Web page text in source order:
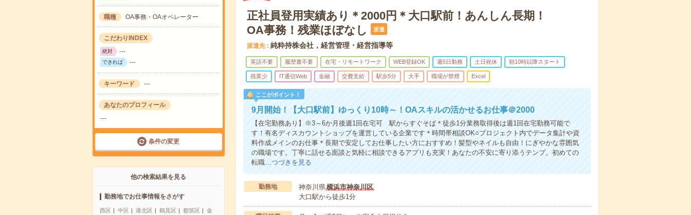
職種 OA事務・OAオペレーター
こだわりINDEX
絶対 ---
できれば ---
キーワード ---
あなたのプロフィール
---
条件の変更
他の検索結果を見る
勤務地でお仕事情報をさがす
西区 中区 港北区 鶴見区 都筑区
金
正社員登用実績あり＊2000円＊大口駅前！あんしん長期！
OA事務！残業ほぼなし
派遣
派遣先 純粋持株会社，経営管理・経営指導等
英語不要 履歴書不要 在宅・リモートワーク WEB登録OK 週5日勤務 土日祝休 朝10時以降スタート
残業少 IT通信Web 金融 交費支給 駅歩5分 大手 職場が禁煙 Excel
ここがポイント！
9月開始！【大口駅前】ゆっくり10時～！OAスキルの活かせるお仕事＠2000
【在宅勤務あり】※3～6か月後週1回在宅可 駅からすぐそば＊徒歩1分業務取得後は週1回在宅勤務可能で
す！有名ディスカウントショップを運営している企業です＊時間帯相談OK○プロジェクト内でデータ集計や資
料作成メインのお仕事＊長期で安定してお仕事したい方におすすめ！髪型やネイルも自由！にぎやかな雰囲気
の職場です。丁寧に話せる面談と気軽に相談できるアプリも充実！あなたの不安に寄り添うテンプ。初めての
転職…つづきを見る
勤務地 神奈川県横浜市神奈川区
大口駅から徒歩1分